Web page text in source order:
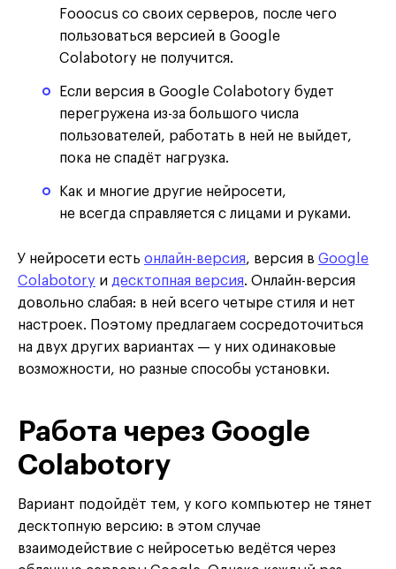
Fooocus со своих серверов, после чего
пользоваться версией в Google
Colabotory не получится.
Если версия в Google Colabotory будет
перегружена из-за большого числа
пользователей, работать в ней не выйдет,
пока не спадёт нагрузка.
Как и многие другие нейросети,
не всегда справляется с лицами и руками.
У нейросети есть онлайн-версия, версия в Google
Colabotory и десктопная версия. Онлайн-версия
довольно слабая: в ней всего четыре стиля и нет
настроек. Поэтому предлагаем сосредоточиться
на двух других вариантах — у них одинаковые
возможности, но разные способы установки.
Работа через Google
Colabotory
Вариант подойдёт тем, у кого компьютер не тянет
десктопную версию: в этом случае
взаимодействие с нейросетью ведётся через